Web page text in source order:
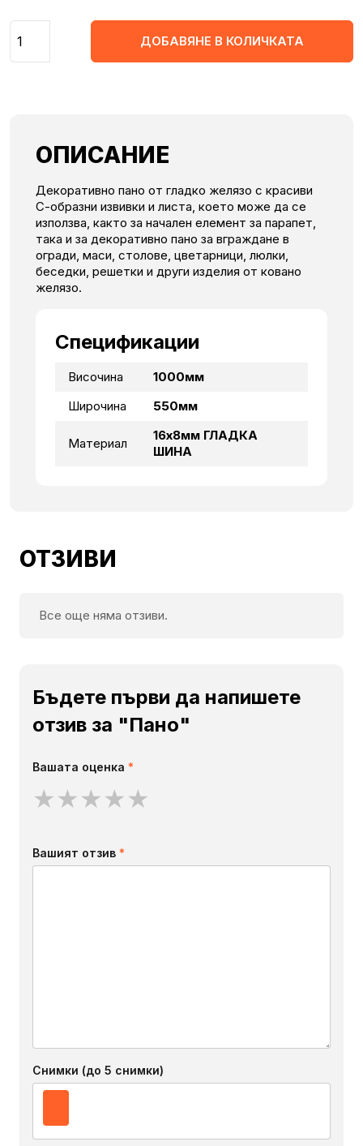
ДОБАВЯНЕ В КОЛИЧКАТА
ОПИСАНИЕ
Декоративно пано от гладко желязо с красиви
С-образни извивки и листа, което може да се
използва, както за начален елемент за парапет,
така и за декоративно пано за вграждане в
огради, маси, столове, цветарници, люлки,
беседки, решетки и други изделия от ковано
желязо.
Спецификации
Височина
1000мм
Широчина
550мм
Материал
16х8мм ГЛАДКА
ШИНА
ОТЗИВИ
Все още няма отзиви.
Бъдете първи да напишете
отзив за "Пано"
Вашата оценка *
★★★★★
Вашият отзив *
Снимки (до 5 снимки)